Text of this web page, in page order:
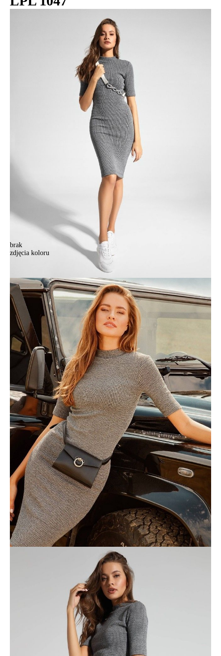
brak
zdjęcia koloru
298,90 zł
Kolory:
BRAK
ZDJĘCIA
Rozmiary:
Tabela rozmiarów
164-84-90/XS
164-88-94/S
164-92-98/M
164-96-102/L
170-84-90/XS
170-88-94/S
170-92-98/M
-
+
DODAJ DO KOSZYKA
Jak złożyć zamówienie
POWIADOM MNIE O DOSTĘPNOŚCI
ПОЛУЧИТЬ ПО EMAIL
Dostawa
Kurier,darmowa od 99 zł
czas dostawy: 1-2 dni robocze
Paczkomaty InPost 24/7,darmowa od 50 zł
czas dostawy: 1-2 dni robocze
Odbiór osobistyw sklepie Conte (Łodz)
pn.- czw. 8:00 - 16:00, pt. 8:00 - 14:00
Opis produktu
Opinie
poliester 70%; wiskoza 26%; elastan 4%
Podmiot odpowiedzialny
EuroTrade Tex Sp z o.o.